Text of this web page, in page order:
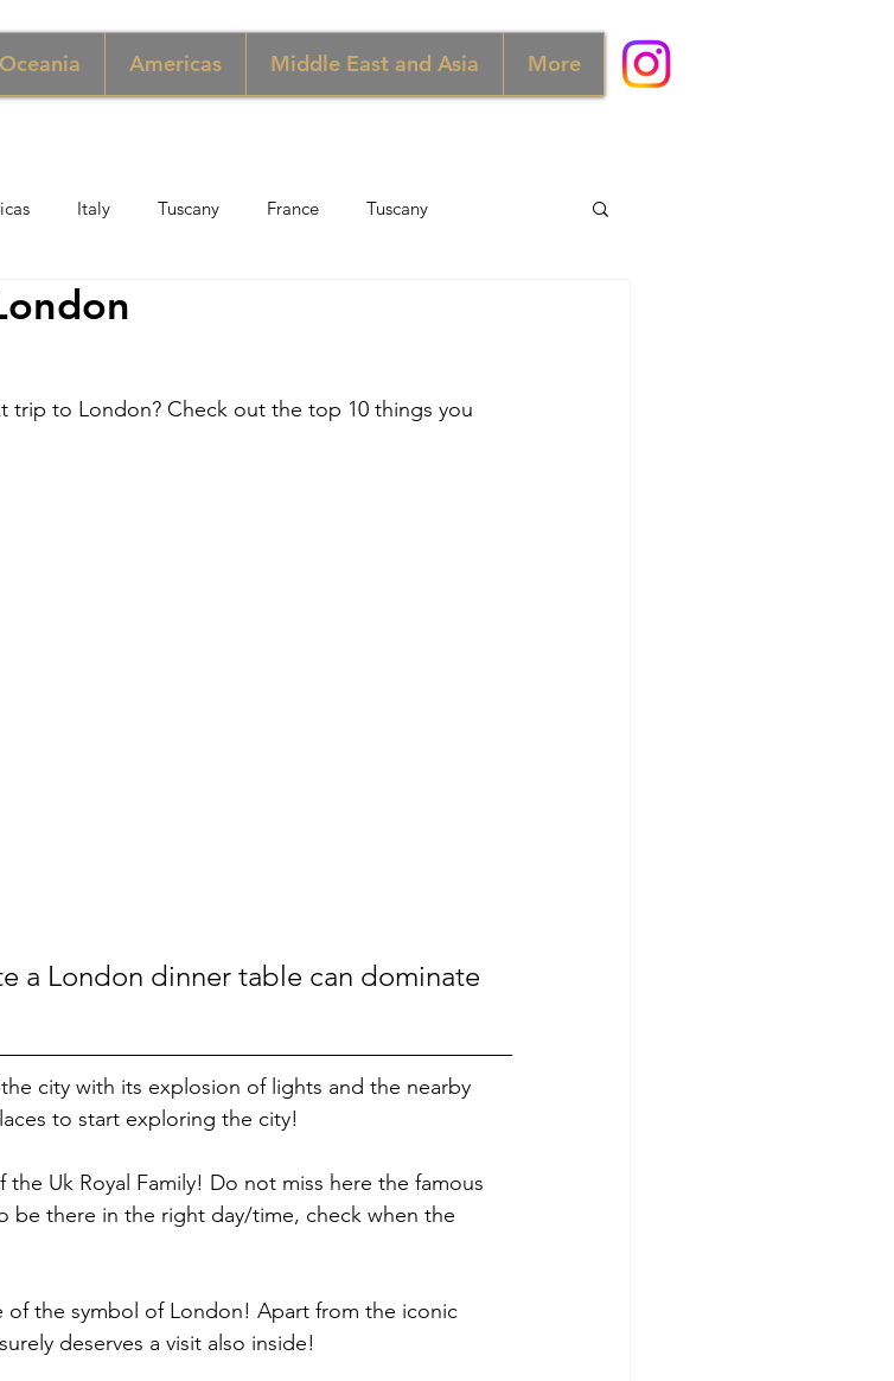
Oceania Americas Middle East and Asia More
Italy Tuscany France Tuscany
New York
Zimbabwe Jordan Sicily
trip to London? Check out the top 10 things you
a London dinner table can dominate
city with its explosion of lights and the nearby
to start exploring the city!
the Uk Royal Family! Do not miss here the famous
be there in the right day/time, check when the
of the symbol of London! Apart from the iconic
deserves a visit also inside!